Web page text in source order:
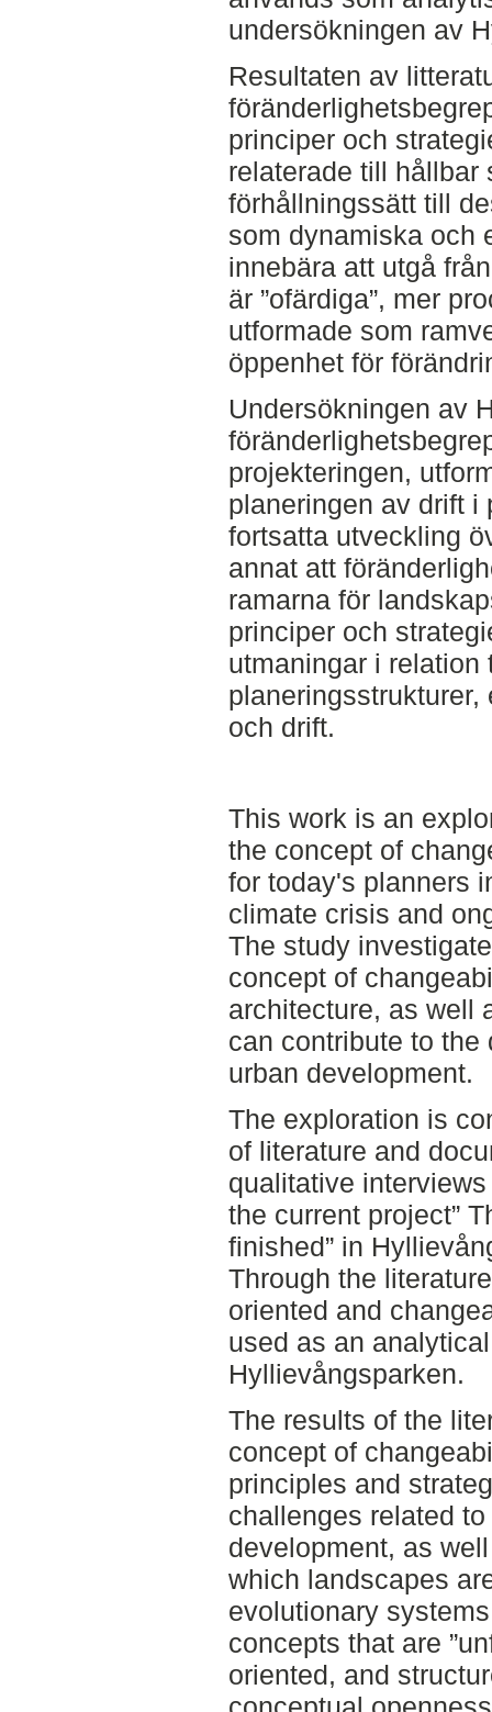
undersökningen av
Resultaten av
principer och
relaterade till hållbar
förhållningssätt till
som dynamiska och
innebära att utgå
är ”ofärdiga”, mer
utformade som
öppenhet för
Undersökningen av
projekteringen,
planeringen av drift i
fortsatta utveckling
annat att
ramarna för
principer och
utmaningar i relation
och drift.
This work is an
the concept of
for today's planners
climate crisis and
The study
concept of
architecture, as well
can contribute to
urban development.
The exploration is
of literature and
qualitative
the current project”
finished” in
Through the
oriented and
used as an
Hyllievångsparken.
The results of the
concept of
principles and
challenges related
development, as
which landscapes
evolutionary
concepts that are
oriented, and